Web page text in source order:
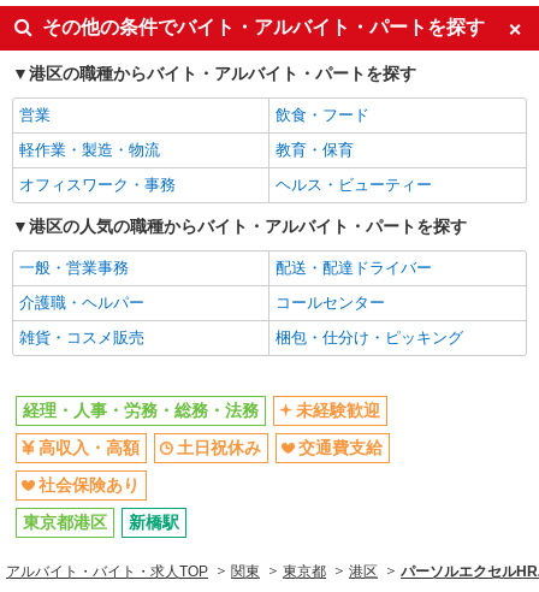
未経験歓迎
高収入・高額
土日祝休み
交通費支給
社会保険あり
同じ職種から求人を探す
オフィスワーク・事務
経理・人事・労務・総務・法務
同じ特徴から求人を探す
未経験歓迎
土日祝休み
交通費支給
社会保険あり
その他の条件でバイト・アルバイト・パートを探す
港区の職種からバイト・アルバイト・パートを探す
営業
飲食・フード
軽作業・製造・物流
教育・保育
オフィスワーク・事務
ヘルス・ビューティー
港区の人気の職種からバイト・アルバイト・パートを探す
一般・営業事務
配送・配達ドライバー
介護職・ヘルパー
コールセンター
雑貨・コスメ販売
梱包・仕分け・ピッキング
経理・人事・労務・総務・法務
未経験歓迎
高収入・高額
土日祝休み
交通費支給
社会保険あり
東京都港区
新橋駅
アルバイト・バイト・求人TOP 関東 東京都 港区 パーソルエクセル